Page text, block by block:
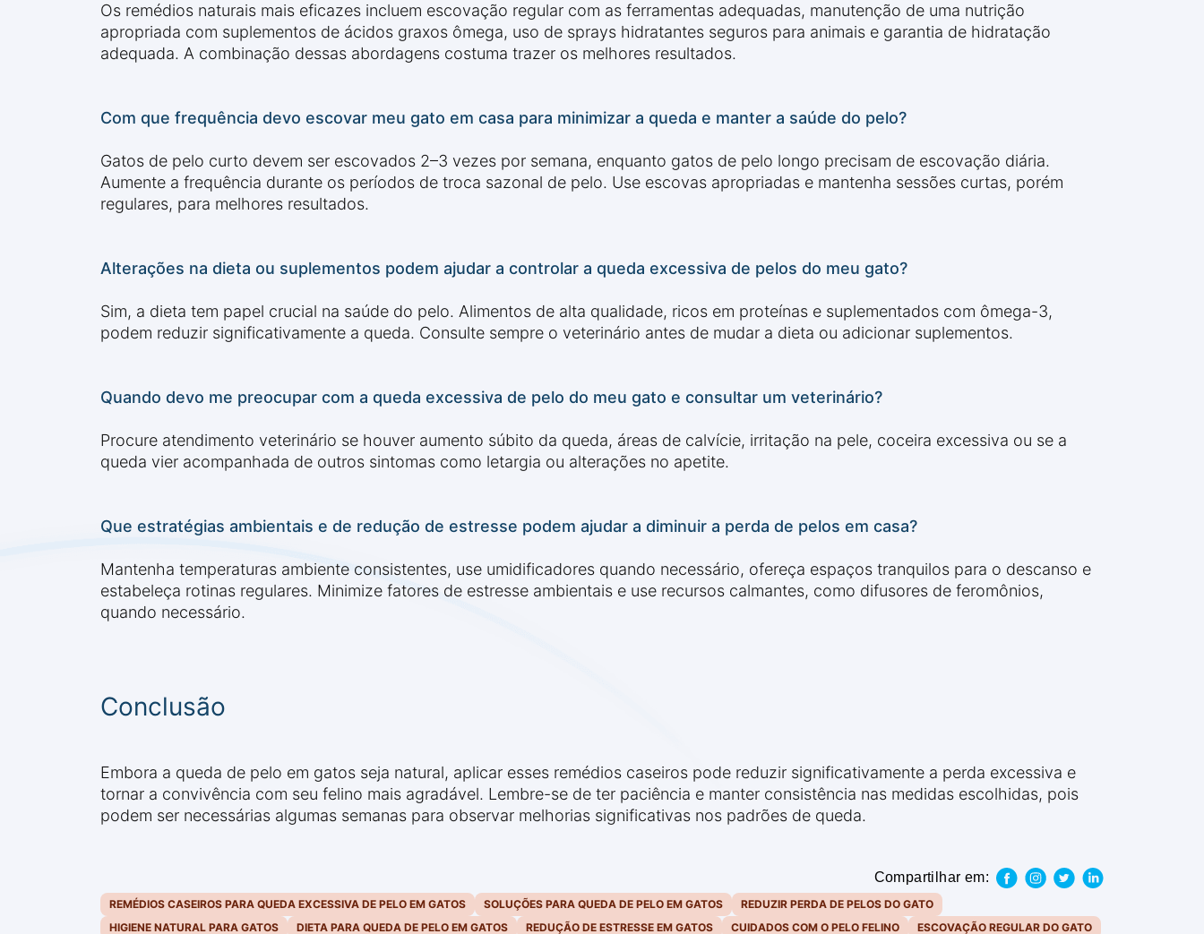
Os remédios naturais mais eficazes incluem escovação regular com as ferramentas adequadas, manutenção de uma nutrição
apropriada com suplementos de ácidos graxos ômega, uso de sprays hidratantes seguros para animais e garantia de hidratação
adequada. A combinação dessas abordagens costuma trazer os melhores resultados.
Com que frequência devo escovar meu gato em casa para minimizar a queda e manter a saúde do pelo?
Gatos de pelo curto devem ser escovados 2–3 vezes por semana, enquanto gatos de pelo longo precisam de escovação diária.
Aumente a frequência durante os períodos de troca sazonal de pelo. Use escovas apropriadas e mantenha sessões curtas, porém
regulares, para melhores resultados.
Alterações na dieta ou suplementos podem ajudar a controlar a queda excessiva de pelos do meu gato?
Sim, a dieta tem papel crucial na saúde do pelo. Alimentos de alta qualidade, ricos em proteínas e suplementados com ômega-3,
podem reduzir significativamente a queda. Consulte sempre o veterinário antes de mudar a dieta ou adicionar suplementos.
Quando devo me preocupar com a queda excessiva de pelo do meu gato e consultar um veterinário?
Procure atendimento veterinário se houver aumento súbito da queda, áreas de calvície, irritação na pele, coceira excessiva ou se a
queda vier acompanhada de outros sintomas como letargia ou alterações no apetite.
Que estratégias ambientais e de redução de estresse podem ajudar a diminuir a perda de pelos em casa?
Mantenha temperaturas ambiente consistentes, use umidificadores quando necessário, ofereça espaços tranquilos para o descanso e
estabeleça rotinas regulares. Minimize fatores de estresse ambientais e use recursos calmantes, como difusores de feromônios,
quando necessário.
Conclusão
Embora a queda de pelo em gatos seja natural, aplicar esses remédios caseiros pode reduzir significativamente a perda excessiva e
tornar a convivência com seu felino mais agradável. Lembre-se de ter paciência e manter consistência nas medidas escolhidas, pois
podem ser necessárias algumas semanas para observar melhorias significativas nos padrões de queda.
Compartilhar em:
REMÉDIOS CASEIROS PARA QUEDA EXCESSIVA DE PELO EM GATOS SOLUÇÕES PARA QUEDA DE PELO EM GATOS
REDUZIR PERDA DE PELOS DO GATO
HIGIENE NATURAL PARA GATOS
DIETA PARA QUEDA DE PELO EM GATOS REDUÇÃO DE ESTRESSE EM GATOS CUIDADOS COM O PELO FELINO ESCOVAÇÃO REGULAR DO GATO